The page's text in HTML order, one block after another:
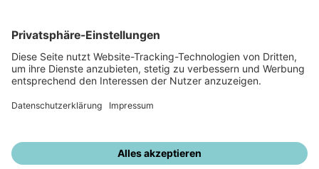
Unsere weiteren Angebote
IBC SOLAR Webseite